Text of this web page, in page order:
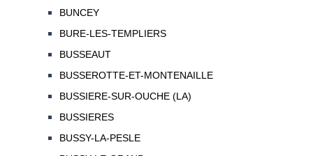
BUNCEY
BURE-LES-TEMPLIERS
BUSSEAUT
BUSSEROTTE-ET-MONTENAILLE
BUSSIERE-SUR-OUCHE (LA)
BUSSIERES
BUSSY-LA-PESLE